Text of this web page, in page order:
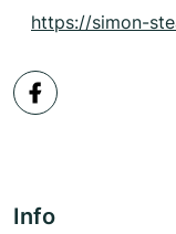
https://simon-
Info